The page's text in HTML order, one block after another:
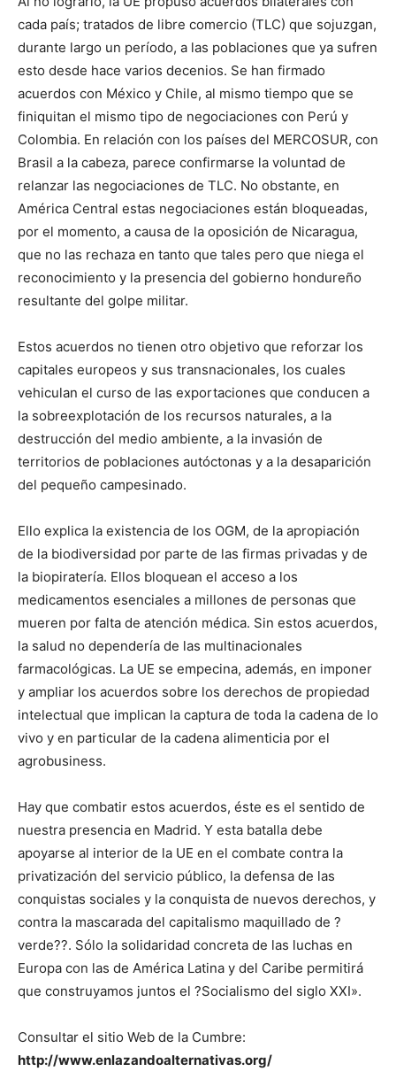
cada país; tratados de libre comercio (TLC) que sojuzgan,
durante largo un período, a las poblaciones que ya sufren
esto desde hace varios decenios. Se han firmado
acuerdos con México y Chile, al mismo tiempo que se
finiquitan el mismo tipo de negociaciones con Perú y
Colombia. En relación con los países del MERCOSUR, con
Brasil a la cabeza, parece confirmarse la voluntad de
relanzar las negociaciones de TLC. No obstante, en
América Central estas negociaciones están bloqueadas,
por el momento, a causa de la oposición de Nicaragua,
que no las rechaza en tanto que tales pero que niega el
reconocimiento y la presencia del gobierno hondureño
resultante del golpe militar.
Estos acuerdos no tienen otro objetivo que reforzar los
capitales europeos y sus transnacionales, los cuales
vehiculan el curso de las exportaciones que conducen a
la sobreexplotación de los recursos naturales, a la
destrucción del medio ambiente, a la invasión de
territorios de poblaciones autóctonas y a la desaparición
del pequeño campesinado.
Ello explica la existencia de los OGM, de la apropiación
de la biodiversidad por parte de las firmas privadas y de
la biopiratería. Ellos bloquean el acceso a los
medicamentos esenciales a millones de personas que
mueren por falta de atención médica. Sin estos acuerdos,
la salud no dependería de las multinacionales
farmacológicas. La UE se empecina, además, en imponer
y ampliar los acuerdos sobre los derechos de propiedad
intelectual que implican la captura de toda la cadena de lo
vivo y en particular de la cadena alimenticia por el
agrobusiness.
Hay que combatir estos acuerdos, éste es el sentido de
nuestra presencia en Madrid. Y esta batalla debe
apoyarse al interior de la UE en el combate contra la
privatización del servicio público, la defensa de las
conquistas sociales y la conquista de nuevos derechos, y
contra la mascarada del capitalismo maquillado de ?
verde??. Sólo la solidaridad concreta de las luchas en
Europa con las de América Latina y del Caribe permitirá
que construyamos juntos el ?Socialismo del siglo XXI».
Consultar el sitio Web de la Cumbre:
http://www.enlazandoalternativas.org/